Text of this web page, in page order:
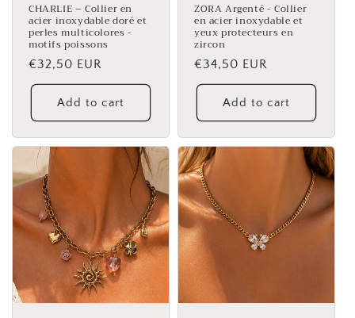
CHARLIE – Collier en
acier inoxydable doré et
perles multicolores -
motifs poissons
Regular
price
€32,50 EUR
Add to cart
ZORA Argenté - Collier
en acier inoxydable et
yeux protecteurs en
zircon
Regular
price
€34,50 EUR
Add to cart